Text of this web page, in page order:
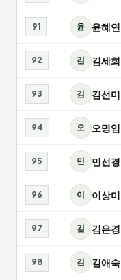
91 윤 윤혜연
92 김 김세희
93 김 김선미
94 오 오명임
95 민 민선경
96 이 이상미
97 김 김은경
98 김 김애숙